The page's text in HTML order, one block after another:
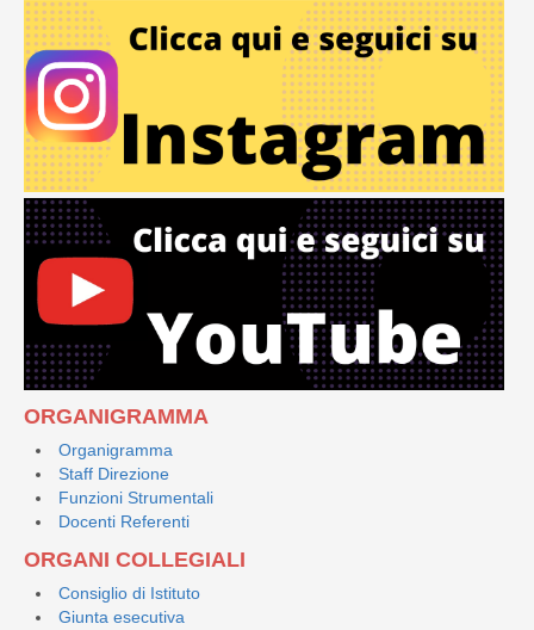
ORGANIGRAMMA
Organigramma
Staff Direzione
Funzioni Strumentali
Docenti Referenti
ORGANI COLLEGIALI
Consiglio di Istituto
Giunta esecutiva